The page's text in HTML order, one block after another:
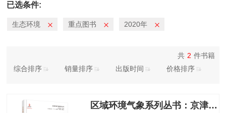
2010年
已选条件:
生态环境 重点图书 2020年
综合排序 销量排序 出版时间 价格排序
共 2 件书籍
区域环境气象系列丛书：京津冀环境气象监测与预报